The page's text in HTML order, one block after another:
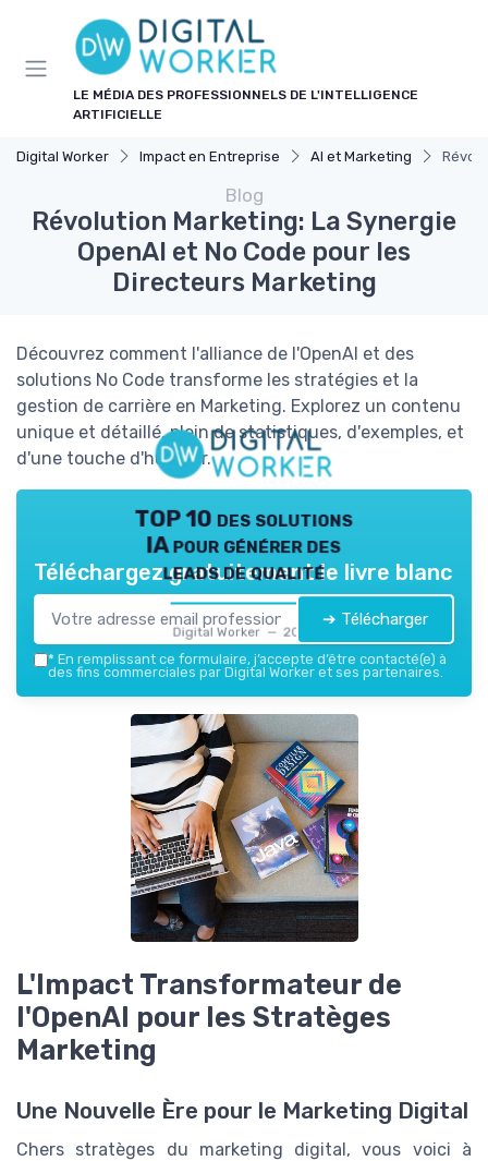
LE MÉDIA DES PROFESSIONNELS DE L'INTELLIGENCE
ARTIFICIELLE
Digital Worker Impact en Entreprise AI et Marketing
Blog
Révolution Marketing: La Synergie
OpenAI et No Code pour les
Directeurs Marketing
Découvrez comment l'alliance de l'OpenAI et des
solutions No Code transforme les stratégies et la
gestion de carrière en Marketing. Explorez un contenu
unique et détaillé, plein de statistiques, d'exemples, et
d'une touche d'humour.
TOP 10 des solutions
IA pour générer des
leads de qualité
Digital Worker — 2026
Téléchargez gratuitement le livre blanc
➔ Télécharger
* En remplissant ce formulaire, j’accepte d’être contacté(e) à
des fins commerciales par Digital Worker et ses partenaires.
L'Impact Transformateur de
l'OpenAI pour les Stratèges
Marketing
Une Nouvelle Ère pour le Marketing Digital
Chers stratèges du marketing digital, vous voici à